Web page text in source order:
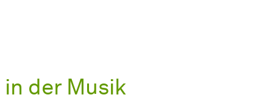
in der Musik